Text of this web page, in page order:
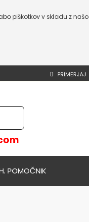
piškotkov v skladu z našo
PRIMERJAJ
POMOČNIK